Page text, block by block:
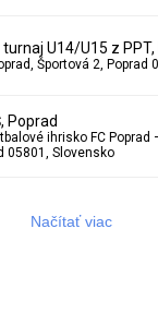
turnaj U14/U15 z PPT,
Športová 2, Poprad
Poprad
ihrisko FC Poprad
05801, Slovensko
Načítať viac